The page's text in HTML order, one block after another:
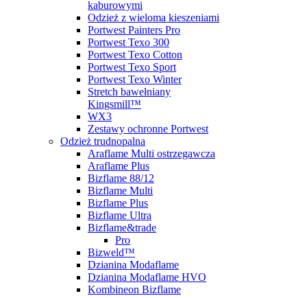
kaburowymi
Odzież z wieloma kieszeniami
Portwest Painters Pro
Portwest Texo 300
Portwest Texo Cotton
Portwest Texo Sport
Portwest Texo Winter
Stretch bawełniany
Kingsmill™
WX3
Zestawy ochronne Portwest
Odzież trudnopalna
Araflame Multi ostrzegawcza
Araflame Plus
Bizflame 88/12
Bizflame Multi
Bizflame Plus
Bizflame Ultra
Bizflame&trade
Pro
Bizweld™
Dzianina Modaflame
Dzianina Modaflame HVO
Kombineon Bizflame